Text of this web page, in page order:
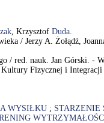
, Krzysztof Duda.
/ Jerzy A. Żołądź,
/ red. nauk. Jan Górski. -
Fizycznej i Integracji
WYSIŁKU ; STARZENIE